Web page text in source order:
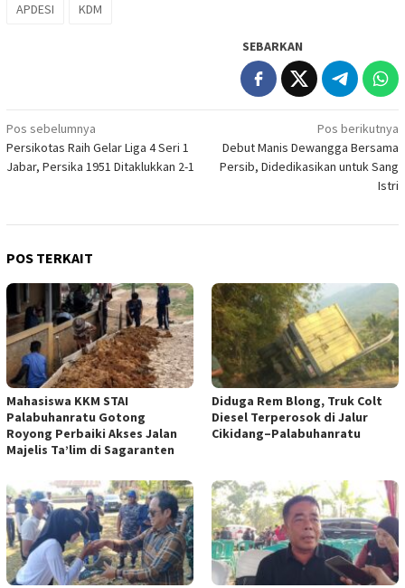
APDESI KDM
SEBARKAN
Navigasi
pos
Pos sebelumnya
Persikotas Raih Gelar Liga 4 Seri 1
Jabar, Persika 1951 Ditaklukkan 2-1
Pos berikutnya
Debut Manis Dewangga Bersama
Persib, Didedikasikan untuk Sang
Istri
POS TERKAIT
Mahasiswa KKM STAI
Palabuhanratu Gotong
Royong Perbaiki Akses Jalan
Majelis Ta’lim di Sagaranten
Diduga Rem Blong, Truk Colt
Diesel Terperosok di Jalur
Cikidang–Palabuhanratu